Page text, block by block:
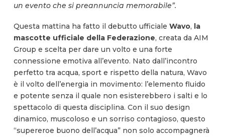
un evento che si preannuncia memorabile”.
Questa mattina ha fatto il debutto ufficiale Wavo, la
mascotte ufficiale della Federazione, creata da AIM
Group e scelta per dare un volto e una forte
connessione emotiva all’evento. Nato dall’incontro
perfetto tra acqua, sport e rispetto della natura, Wavo
è il volto dell’energia in movimento: l’elemento fluido
e potente senza il quale non esisterebbero i salti e lo
spettacolo di questa disciplina. Con il suo design
dinamico, muscoloso e un sorriso contagioso, questo
“supereroe buono dell’acqua” non solo accompagnerà